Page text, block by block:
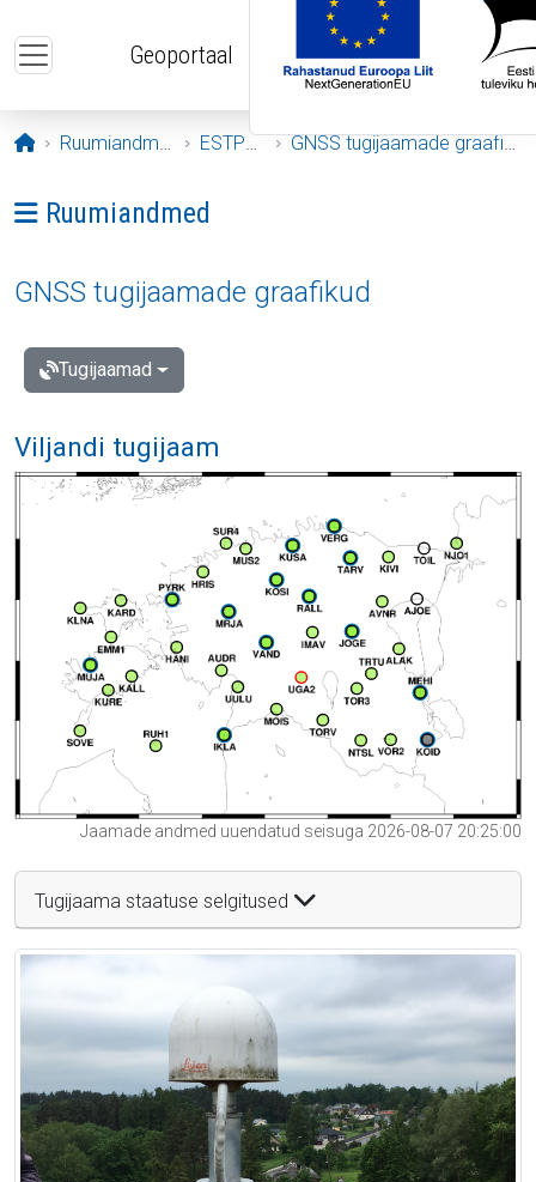
Geoportaal
Avaleht
Ruumiandmed ESTPOS GNSS tugijaamade graafikud
Ava menüü: Ruumiandmed
Ruumiandmed
GNSS tugijaamade graafikud
Tugijaamad
Viljandi tugijaam
Jaamade andmed uuendatud seisuga 2026-08-07 20:25:00
Tugijaama staatuse selgitused